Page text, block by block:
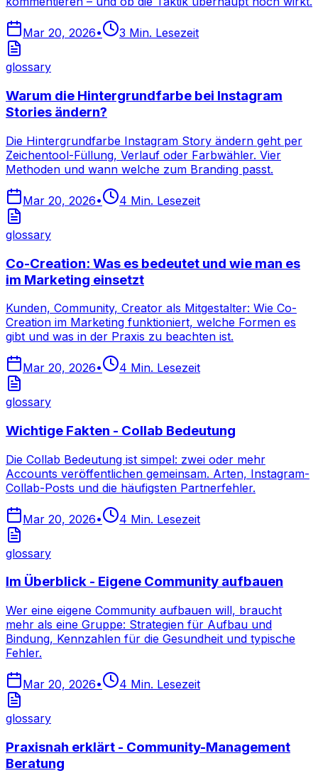
Mar 20, 2026• 3 Min. Lesezeit
glossary
Warum die Hintergrundfarbe bei Instagram
Stories ändern?
Die Hintergrundfarbe Instagram Story ändern geht per
Zeichentool-Füllung, Verlauf oder Farbwähler. Vier
Methoden und wann welche zum Branding passt.
Mar 20, 2026• 4 Min. Lesezeit
glossary
Co-Creation: Was es bedeutet und wie man es
im Marketing einsetzt
Kunden, Community, Creator als Mitgestalter: Wie Co-
Creation im Marketing funktioniert, welche Formen es
gibt und was in der Praxis zu beachten ist.
Mar 20, 2026• 4 Min. Lesezeit
glossary
Wichtige Fakten - Collab Bedeutung
Die Collab Bedeutung ist simpel: zwei oder mehr
Accounts veröffentlichen gemeinsam. Arten, Instagram-
Collab-Posts und die häufigsten Partnerfehler.
Mar 20, 2026• 4 Min. Lesezeit
glossary
Im Überblick - Eigene Community aufbauen
Wer eine eigene Community aufbauen will, braucht
mehr als eine Gruppe: Strategien für Aufbau und
Bindung, Kennzahlen für die Gesundheit und typische
Fehler.
Mar 20, 2026• 4 Min. Lesezeit
glossary
Praxisnah erklärt - Community-Management
Beratung